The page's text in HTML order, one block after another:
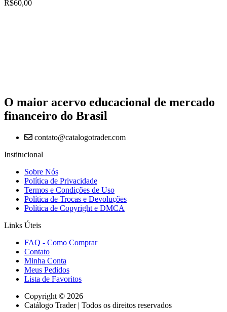
R$60,00
O maior acervo educacional de mercado
financeiro do Brasil
contato@catalogotrader.com
Institucional
Sobre Nós
Política de Privacidade
Termos e Condições de Uso
Política de Trocas e Devoluções
Política de Copyright e DMCA
Links Úteis
FAQ - Como Comprar
Contato
Minha Conta
Meus Pedidos
Lista de Favoritos
Copyright © 2026
Catálogo Trader | Todos os direitos reservados